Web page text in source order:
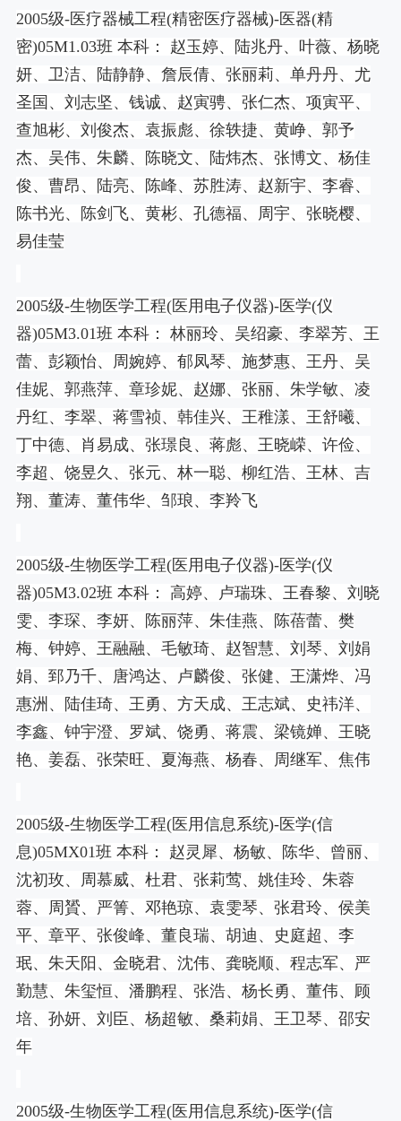
2005级-医疗器械工程(精密医疗器械)-医器(精
密)05M1.03班 本科： 赵玉婷、陆兆丹、叶薇、杨晓
妍、卫洁、陆静静、詹辰倩、张丽莉、单丹丹、尤
圣国、刘志坚、钱诚、赵寅骋、张仁杰、项寅平、
查旭彬、刘俊杰、袁振彪、徐轶捷、黄峥、郭予
杰、吴伟、朱麟、陈晓文、陆炜杰、张博文、杨佳
俊、曹昂、陆亮、陈峰、苏胜涛、赵新宇、李睿、
陈书光、陈剑飞、黄彬、孔德福、周宇、张晓樱、
易佳莹
2005级-生物医学工程(医用电子仪器)-医学(仪
器)05M3.01班 本科： 林丽玲、吴绍豪、李翠芳、王
蕾、彭颖怡、周婉婷、郁凤琴、施梦惠、王丹、吴
佳妮、郭燕萍、章珍妮、赵娜、张丽、朱学敏、凌
丹红、李翠、蒋雪祯、韩佳兴、王稚漾、王舒曦、
丁中德、肖易成、张璟良、蒋彪、王晓嵘、许俭、
李超、饶昱久、张元、林一聪、柳红浩、王林、吉
翔、董涛、董伟华、邹琅、李羚飞
2005级-生物医学工程(医用电子仪器)-医学(仪
器)05M3.02班 本科： 高婷、卢瑞珠、王春黎、刘晓
雯、李琛、李妍、陈丽萍、朱佳燕、陈蓓蕾、樊
梅、钟婷、王融融、毛敏琦、赵智慧、刘琴、刘娟
娟、郅乃千、唐鸿达、卢麟俊、张健、王潇烨、冯
惠洲、陆佳琦、王勇、方天成、王志斌、史祎洋、
李鑫、钟宇澄、罗斌、饶勇、蒋震、梁镜婵、王晓
艳、姜磊、张荣旺、夏海燕、杨春、周继军、焦伟
2005级-生物医学工程(医用信息系统)-医学(信
息)05MX01班 本科： 赵灵犀、杨敏、陈华、曾丽、
沈初玫、周慕威、杜君、张莉莺、姚佳玲、朱蓉
蓉、周贇、严箐、邓艳琼、袁雯琴、张君玲、侯美
平、章平、张俊峰、董良瑞、胡迪、史庭超、李
珉、朱天阳、金晓君、沈伟、龚晓顺、程志军、严
勤慧、朱玺恒、潘鹏程、张浩、杨长勇、董伟、顾
培、孙妍、刘臣、杨超敏、桑莉娟、王卫琴、邵安
年
2005级-生物医学工程(医用信息系统)-医学(信